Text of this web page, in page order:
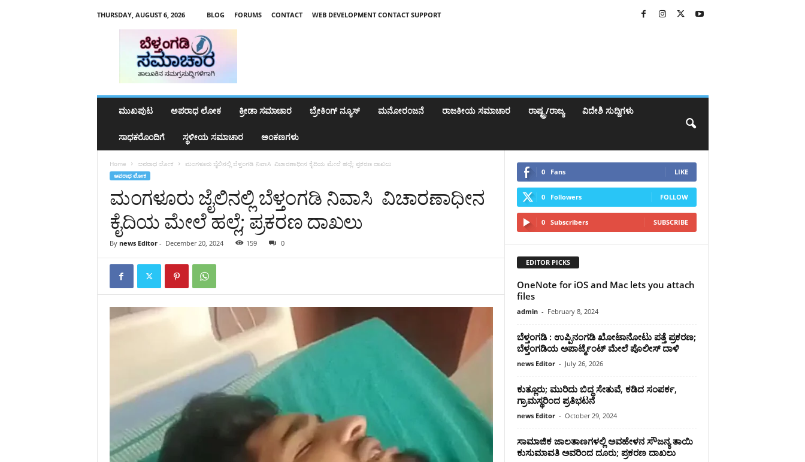
THURSDAY, AUGUST 6, 2026 BLOG FORUMS CONTACT
WEB DEVELOPMENT CONTACT SUPPORT
ಮುಖಪುಟ ಅಪರಾಧ ಲೋಕ ಕ್ರೀಡಾ ಸಮಾಚಾರ ಬ್ರೇಕಿಂಗ್‌ ನ್ಯೂಸ್ ಮನೋರಂಜನೆ ರಾಜಕೀಯ ಸಮಾಚಾರ ರಾಷ್ಟ್ರ/ರಾಜ್ಯ ವಿದೇಶಿ ಸುದ್ದಿಗಳು
ಸಾಧಕರೊಂದಿಗೆ ಸ್ಥಳೀಯ ಸಮಾಚಾರ ಅಂಕಣಗಳು
Home ಅಪರಾಧ ಲೋಕ ಮಂಗಳೂರು ಜೈಲಿನಲ್ಲಿ ಬೆಳ್ತಂಗಡಿ ನಿವಾಸಿ ವಿಚಾರಣಾಧೀನ ಕೈದಿಯ ಮೇಲೆ ಹಲ್ಲೆ; ಪ್ರಕರಣ ದಾಖಲು
ಅಪರಾಧ ಲೋಕ
ಮಂಗಳೂರು ಜೈಲಿನಲ್ಲಿ ಬೆಳ್ತಂಗಡಿ ನಿವಾಸಿ ವಿಚಾರಣಾಧೀನ
ಕೈದಿಯ ಮೇಲೆ ಹಲ್ಲೆ; ಪ್ರಕರಣ ದಾಖಲು
By news Editor- December 20, 2024 159 0
0 Fans LIKE
0 Followers FOLLOW
0 Subscribers SUBSCRIBE
EDITOR PICKS
OneNote for iOS and Mac lets you attach
files
admin - February 8, 2024
ಬೆಳ್ತಂಗಡಿ : ಉಪ್ಪಿನಂಗಡಿ ಖೋಟಾನೋಟು ಪತ್ತೆ ಪ್ರಕರಣ;
ಬೆಳ್ತಂಗಡಿಯ ಅಪಾರ್ಟ್ಮೆಂಟ್ ಮೇಲೆ ಪೊಲೀಸ್ ದಾಳಿ
news Editor - July 26, 2026
ಕುತ್ಲೂರು; ಮುರಿದು ಬಿದ್ದ ಸೇತುವೆ, ಕಡಿದ ಸಂಪರ್ಕ,
ಗ್ರಾಮಸ್ಥರಿಂದ ಪ್ರತಿಭಟನೆ
news Editor - October 29, 2024
ಸಾಮಾಜಿಕ ಜಾಲತಾಣಗಳಲ್ಲಿ ಅವಹೇಳನ ಸೌಜನ್ಯ ತಾಯಿ
ಕುಸುಮಾವತಿ ಅವರಿಂದ ದೂರು; ಪ್ರಕರಣ ದಾಖಲು